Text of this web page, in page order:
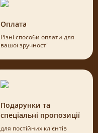
Оплата
Різні способи оплати для
вашої зручності
Подарунки та
спеціальні пропозиції
для постійних клієнтів